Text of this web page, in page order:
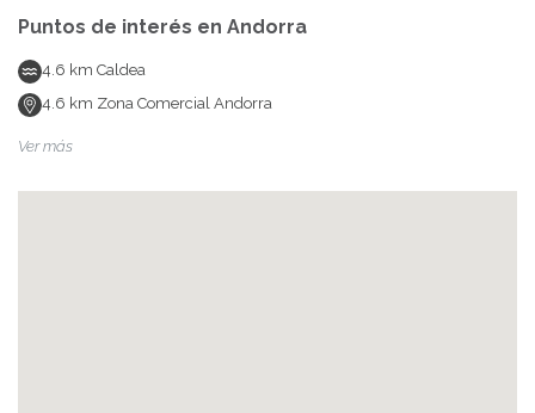
Puntos de interés en Andorra
4.6 km Caldea
4.6 km Zona Comercial Andorra
Ver más